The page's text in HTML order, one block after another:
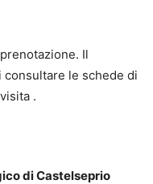
Il
le schede di
.
di Castelseprio